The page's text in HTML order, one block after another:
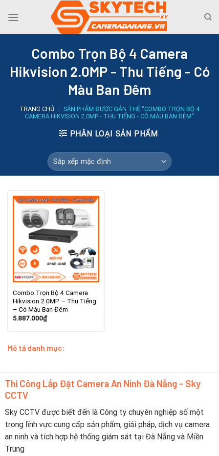
Combo Trọn Bộ 4 Camera
Hikvision 2.0MP - Thu Tiếng - Có
Màu Ban Đêm
TRANG CHỦ / SẢN PHẨM ĐƯỢC GẮN THẺ “COMBO TRỌN BỘ 4
CAMERA HIKVISION 2.0MP - THU TIẾNG - CÓ MÀU BAN ĐÊM”
PHÂN LOẠI SẢN PHẨM
Combo Trọn Bộ 4 Camera
Hikvision 2.0MP – Thu Tiếng
– Có Màu Ban Đêm
5.887.000₫
Mô tả danh mục:
Thi Công Lắp Đặt Camera An Ninh Đà Nẵng - Sky
CCTV
Sky CCTV được biết đến là Công ty chuyên nghiệp số một
trong lĩnh vực cung cấp sản phẩm, giải pháp, dịch vụ camera
an ninh và tích hợp hệ thống giám sát tại Đà Nẵng và Miền
Trung